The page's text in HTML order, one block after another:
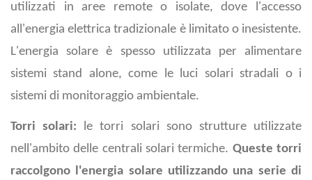
utilizzati in aree remote o isolate, dove l'accesso
all'energia elettrica tradizionale è limitato o inesistente.
L'energia solare è spesso utilizzata per alimentare
sistemi stand alone, come le luci solari stradali o i
sistemi di monitoraggio ambientale.
Torri solari: le torri solari sono strutture utilizzate
nell'ambito delle centrali solari termiche. Queste torri
raccolgono l'energia solare utilizzando una serie di